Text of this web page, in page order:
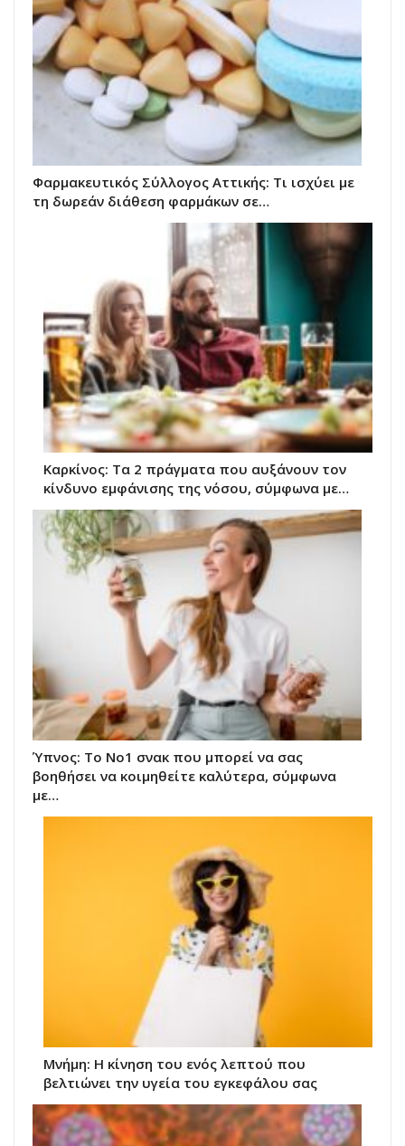
Φαρμακευτικός Σύλλογος Αττικής: Τι ισχύει με
τη δωρεάν διάθεση φαρμάκων σε…
Καρκίνος: Τα 2 πράγματα που αυξάνουν τον
κίνδυνο εμφάνισης της νόσου, σύμφωνα με…
Ύπνος: Το Νο1 σνακ που μπορεί να σας
βοηθήσει να κοιμηθείτε καλύτερα, σύμφωνα
με…
Μνήμη: Η κίνηση του ενός λεπτού που
βελτιώνει την υγεία του εγκεφάλου σας